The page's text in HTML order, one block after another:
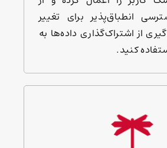
انطباق‌پذیر برای تغییر
از اشتراک‌گذاری داده‌ها به
کنید.